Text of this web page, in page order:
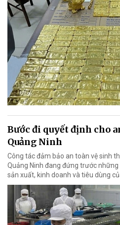
Bước đi quyết định cho
Quảng Ninh
Công tác đảm bảo an toàn vệ sinh
Quảng Ninh đang đứng trước
sản xuất, kinh doanh và tiêu dùng